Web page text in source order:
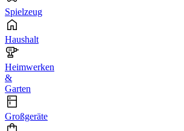
Spielzeug
Haushalt
Heimwerken
&
Garten
Großgeräte